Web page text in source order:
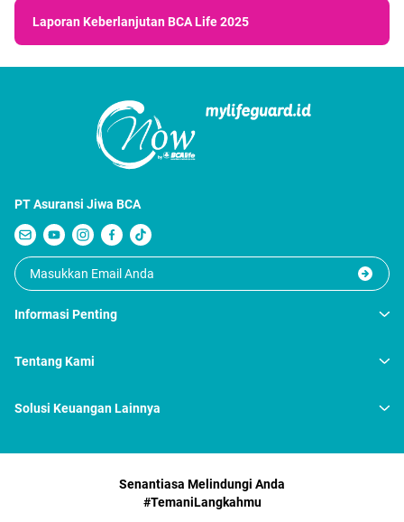
Laporan Keberlanjutan BCA Life 2025
PT Asuransi Jiwa BCA
Informasi Penting
Tentang Kami
Solusi Keuangan Lainnya
Senantiasa Melindungi Anda
#TemaniLangkahmu